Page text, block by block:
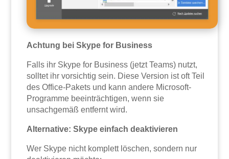
Achtung bei Skype for Business
Falls ihr Skype for Business (jetzt Teams) nutzt,
solltet ihr vorsichtig sein. Diese Version ist oft Teil
des Office-Pakets und kann andere Microsoft-
Programme beeinträchtigen, wenn sie
unsachgemäß entfernt wird.
Alternative: Skype einfach deaktivieren
Wer Skype nicht komplett löschen, sondern nur